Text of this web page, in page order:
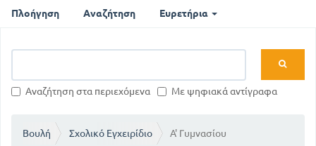
Πλοήγηση Αναζήτηση Ευρετήρια
Αναζήτηση στα περιεχόμενα Με ψηφιακά αντίγραφα
Βουλή Σχολικό Εγχειρίδιο Α' Γυμνασίου